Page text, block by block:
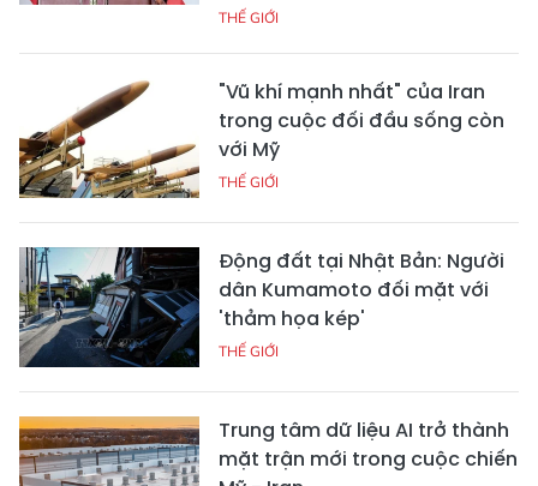
THẾ GIỚI
"Vũ khí mạnh nhất" của Iran
trong cuộc đối đầu sống còn
với Mỹ
THẾ GIỚI
Động đất tại Nhật Bản: Người
dân Kumamoto đối mặt với
'thảm họa kép'
THẾ GIỚI
Trung tâm dữ liệu AI trở thành
mặt trận mới trong cuộc chiến